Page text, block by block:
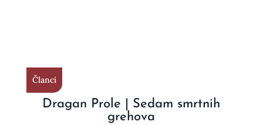
Članci
Dragan Prole | Sedam smrtnih
grehova